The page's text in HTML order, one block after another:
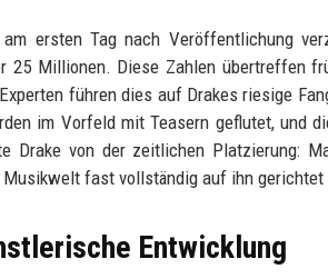
ersten Tag nach Veröffentlichung
Millionen. Diese Zahlen übertreffen
führen dies auf Drakes riesige
im Vorfeld mit Teasern geflutet, und
Drake von der zeitlichen Platzierung:
fast vollständig auf ihn gerichtet
Entwicklung